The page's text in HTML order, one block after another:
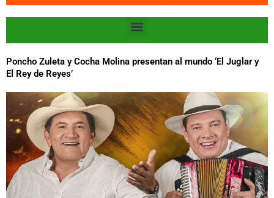
Menu
Poncho Zuleta y Cocha Molina presentan al mundo ‘El Juglar y
El Rey de Reyes’